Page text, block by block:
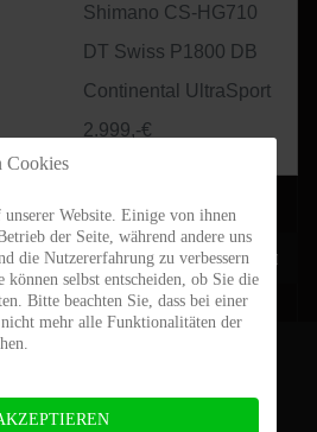
Shimano CS-HG710
DT Swiss P1800 DB
Continental UltraSport III
2.999,-€
Kea GravelX Nächster
Weiter
Cookies
Website. Einige von ihnen
der Seite, während andere uns
die Nutzererfahrung zu verbessern
selbst entscheiden, ob Sie die
Bitte beachten Sie, dass bei einer
mehr alle Funktionalitäten der